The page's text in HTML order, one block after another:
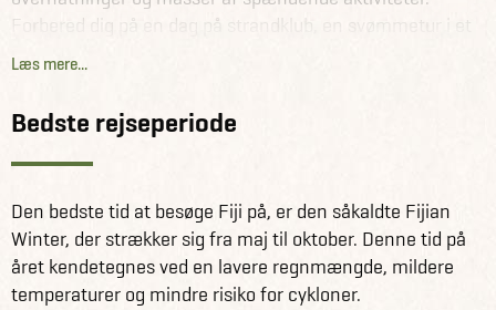
Forbered dig på en dag på strandklub, en svømmetur i et
vandfald i junglen, kava-ceremoni i en lokal landsby,
andre aktiviteter. Rejsen kan foretages alene eller
sammen med andre. Det er også muligt at opgradere
overnatningerne fra sovesal til privat værelse mod et
Det er muligt at lave stop til og fra Fiji i bl.a. Asien og
Australien på ud- og hjemrejsen.
Læs mere...
Bedste rejseperiode
Den bedste tid at besøge Fiji på, er den såkaldte Fijian
Winter, der strækker sig fra maj til oktober. Denne tid på
året kendetegnes ved en lavere regnmængde, mildere
temperaturer og mindre risiko for cykloner.